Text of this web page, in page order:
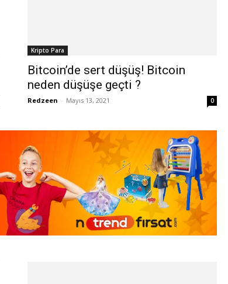
Kripto Para
Bitcoin’de sert düşüş! Bitcoin
neden düşüşe geçti ?
Redzeen - Mayıs 13, 2021 0